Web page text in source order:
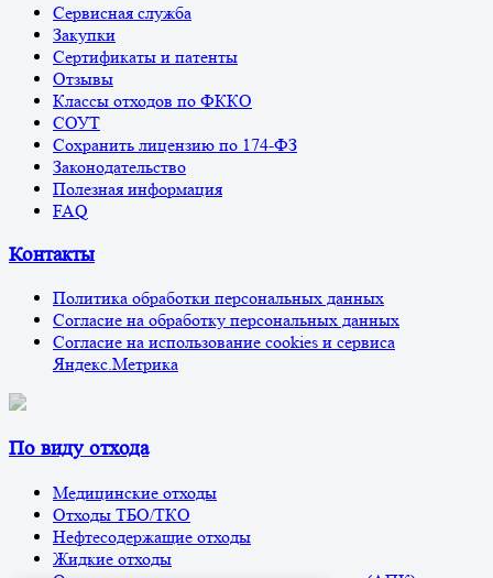
Сервисная служба
Закупки
Сертификаты и патенты
Отзывы
Классы отходов по ФККО
СОУТ
Сохранить лицензию по 174-ФЗ
Законодательство
Полезная информация
FAQ
Контакты
Политика обработки персональных данных
Согласие на обработку персональных данных
Согласие на использование cookies и сервиса
Яндекс.Метрика
По виду отхода
Медицинские отходы
Отходы ТБО/ТКО
Нефтесодержащие отходы
Жидкие отходы
Ольга Мелехова